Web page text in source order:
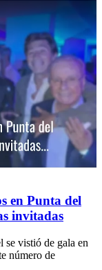
Hotel celebró sus
en Punta del
invitadas
se vistió de gala en
número de